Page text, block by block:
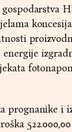
prognanike i